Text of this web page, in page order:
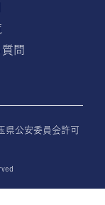
問
県公安委員会許可